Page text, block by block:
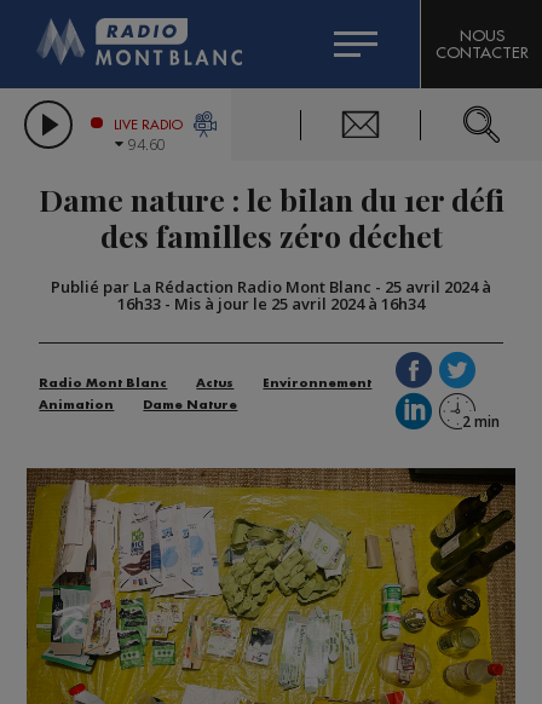
LES CHRONIQUES DE L'EXPERT
CITIZEN MACHINERY
GRAND MASSIF DOMAINES SKIABLES
BIGARD
COMPAGNIE DU MONT-BLANC
NOUS
CONTACTER
LIVE RADIO
94.60
Dame nature : le bilan du 1er défi
des familles zéro déchet
Publié par La Rédaction Radio Mont Blanc - 25 avril 2024 à
16h33 - Mis à jour le 25 avril 2024 à 16h34
Radio Mont Blanc Actus
Environnement
Animation
Dame Nature